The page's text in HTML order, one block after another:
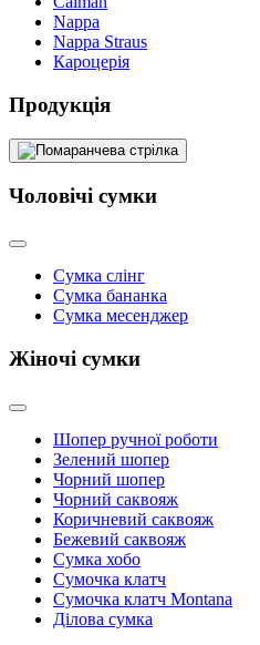
Nappa
Nappa Straus
Кароцерія
Продукція
Чоловічі сумки
Сумкa cлінг
Сумка бананка
Сумка месенджер
Жіночі сумки
Шопер ручної роботи
Зелений шопер
Чорний шопер
Чорний саквояж
Коричневий саквояж
Бежевий саквояж
Сумка хобо
Сумочка клатч
Сумочка клатч Montana
Ділова сумка